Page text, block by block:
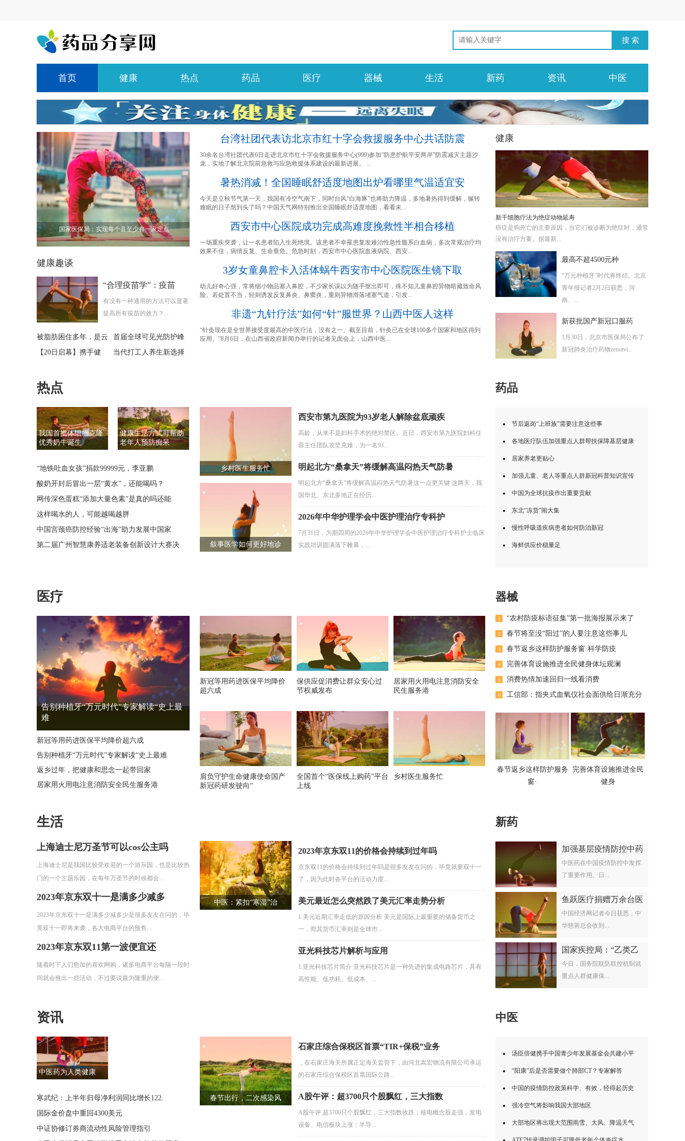
首页 健康 热点 药品 医疗 器械 生活 新药 资讯 中医
国家医保局：实现每个县至少有一家定点
2
3
健康趣谈
“合理疫苗学”：疫苗
有没有一种通用的方法可以显著
提高所有疫苗的效力？...
被脂肪困住多年，是云
首届全球可见光防护峰
【20日启幕】携手健
当代打工人养生新选择
台湾社团代表访北京市红十字会救援服务中心共话防震
30余名台湾社团代表6日走进北京市红十字会救援服务中心(999)参加“防患护航平安两岸”防震减灾主题沙
龙，实地了解北京院前急救与应急救援体系建设的最新进展。 ...
暑热消减！全国睡眠舒适度地图出炉看哪里气温适宜安
今天是立秋节气第一天，我国有冷空气南下，同时台风“白海豚”也将助力降温，多地暑热得到缓解，辗转
难眠的日子熬到头了吗？中国天气网特别推出全国睡眠舒适度地图，看看未...
西安市中心医院成功完成高难度挽救性半相合移植
一场重疾突袭，让一名患者陷入生死绝境。该患者不幸罹患复发难治性急性髓系白血病，多次常规治疗均
效果不佳，病情反复、生命垂危。危急时刻，西安市中心医院血液病院、西安...
3岁女童鼻腔卡入活体蜗牛西安市中心医院医生镜下取
幼儿好奇心强，常将细小物品塞入鼻腔，不少家长误以为随手抠出即可，殊不知儿童鼻腔异物暗藏致命风
险。若处置不当，轻则诱发反复鼻炎、鼻窦炎，重则异物滑落堵塞气道，引发...
非遗“九针疗法”如何“针”服世界？山西中医人这样
“针灸现在是全世界接受度最高的中医疗法，没有之一。截至目前，针灸已在全球100多个国家和地区得到
应用。”8月6日，在山西省政府新闻办举行的记者见面会上，山西中医...
健康
新干细胞疗法为绝症动物延寿
癌症是狗死亡的主要原因，当它们被诊断为绝症时，通常
没有治疗方案。据最新...
最高不超4500元种
“万元种植牙”时代将终结。北京
青年报记者2月2日获悉，河
南、...
新获批国产新冠口服药
1月30日，北京市医保局公布了
新冠肺炎治疗药物zenotvi...
热点
我国首批体细胞克隆
优秀奶牛诞生
健康生活方式可帮助
老年人预防痴呆
“地铁吐血女孩”捐款99999元，李亚鹏
酸奶开封后冒出一层“黄水”，还能喝吗？
网传深色蛋糕“添加大量色素”是真的吗还能
这样喝水的人，可能越喝越胖
中国宫颈癌防控经验“出海”助力发展中国家
第二届广州智慧康养适老装备创新设计大赛决
乡村医生服务忙
叙事医学如何更好地诊
西安市第九医院为93岁老人解除盆底顽疾
高龄，从来不是妇科手术的绝对禁区。近日，西安市第九医院妇科任
蓉主任团队攻坚克难，为一名93...
明起北方“桑拿天”将缓解高温闷热天气防暑
明起北方“桑拿天”将缓解高温闷热天气防暑这一点更关键 这两天，我
国华北、东北多地正在经历...
2026年中华护理学会中医护理治疗专科护
7月31日，为期四周的2026年中华护理学会中医护理治疗专科护士临床
实践培训圆满落下帷幕，...
药品
节后返岗“上班族”需要注意这些事
各地医疗队伍加强重点人群帮扶保障基层健康
居家养老更贴心
加强儿童、老人等重点人群新冠科普知识宣传
中国为全球抗疫作出重要贡献
东北“冻货”闹大集
慢性呼吸道疾病患者如何防治新冠
海鲜供应价稳量足
医疗
告别种植牙“万元时代”专家解读“史上最
难
新冠等用药进医保平均降价超六成
告别种植牙“万元时代”专家解读“史上最难
返乡过年，把健康和思念一起带回家
居家用火用电注意消防安全民生服务港
新冠等用药进医保平均降价
超六成
保供应促消费让群众安心过
节权威发布
居家用火用电注意消防安全
民生服务港
肩负守护生命健康使命国产
新冠药研发驶向“
全国首个“医保线上购药”平台
上线
乡村医生服务忙
器械
1 “农村防疫标语征集”第一批海报展示来了
2 春节将至没“阳过”的人要注意这些事儿
3 春节返乡这样防护服务窗·科学防疫
4 完善体育设施推进全民健身体坛观澜
5 消费热情加速回归一线看消费
6 工信部：指夹式血氧仪社会面供给日渐充分
春节返乡这样防护服务
窗·
完善体育设施推进全民
健身
生活
上海迪士尼万圣节可以cos公主吗
上海迪士尼是我国比较受欢迎的一个游乐园，也是比较热
门的一个主题乐园，在每年万圣节的时候都会...
2023年京东双十一是满多少减多
2023年京东双十一是满多少减多少是很多友友在问的，毕
竟双十一即将来袭，各大电商平台的预售...
2023年京东双11第一波便宜还
随着时下人们愈加的喜欢网购，诸多电商平台每隔一段时
间就会推出一些活动，不过要说最为隆重的便...
中医：紧扣“寒湿”治
2023年京东双11的价格会持续到过年吗
京东双11的价格会持续到过年吗是很多友友在问的，毕竟就要双十一
了，因为此时各平台的活动力度...
美元最近怎么突然跌了美元汇率走势分析
1.美元近期汇率走低的原因分析 美元是国际上最重要的储备货币之
一，而其货币汇率则是全球市...
亚光科技芯片解析与应用
1.亚光科技芯片简介 亚光科技芯片是一种先进的集成电路芯片，具有
高性能、低功耗、低成本、...
新药
加强基层疫情防控中药
中医药在中国疫情防控中发挥
了重要作用。日...
鱼跃医疗捐赠万余台医
中国经济网记者今日获悉，中
华慈善总会收到...
国家疾控局：“乙类乙
今日，国务院联防联控机制就
重点人群健康保...
资讯
中医药为人类健康
寒武纪：上半年归母净利润同比增长122.
国际金价盘中重回4300美元
中证协修订券商流动性风险管理指引
春节出行，二次感染风
石家庄综合保税区首票“TIR+保税”业务
，在石家庄海关所属正定海关监管下，由河北嵩宏物流有限公司承运
的石家庄综合保税区首票国际公路...
A股午评：超3700只个股飘红，三大指数
A股午评:超3700只个股飘红，三大指数收跌；核电概念股走强，发电
设备、电信板块上涨；半导...
中医
汤臣倍健携手中国青少年发展基金会共建小平
“阳康”后是否需要做个肺部CT？专家解答
中国的疫情防控政策科学、有效，经得起历史
强冷空气将影响我国大部地区
大部地区将出现大范围雨雪、大风、降温天气